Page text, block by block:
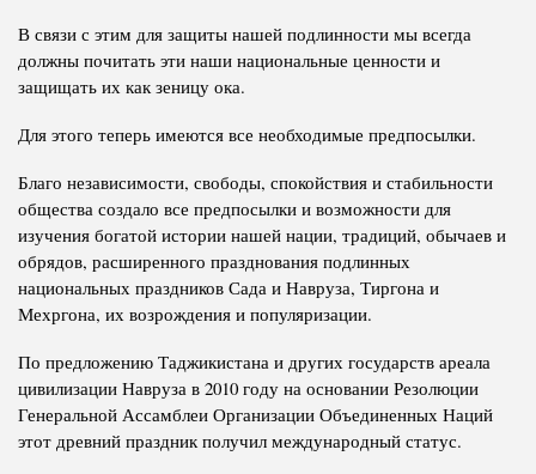
В связи с этим для защиты нашей подлинности мы всегда
должны почитать эти наши национальные ценности и
защищать их как зеницу ока.
Для этого теперь имеются все необходимые предпосылки.
Благо независимости, свободы, спокойствия и стабильности
общества создало все предпосылки и возможности для
изучения богатой истории нашей нации, традиций, обычаев и
обрядов, расширенного празднования подлинных
национальных праздников Сада и Навруза, Тиргона и
Мехргона, их возрождения и популяризации.
По предложению Таджикистана и других государств ареала
цивилизации Навруза в 2010 году на основании Резолюции
Генеральной Ассамблеи Организации Объединенных Наций
этот древний праздник получил международный статус.